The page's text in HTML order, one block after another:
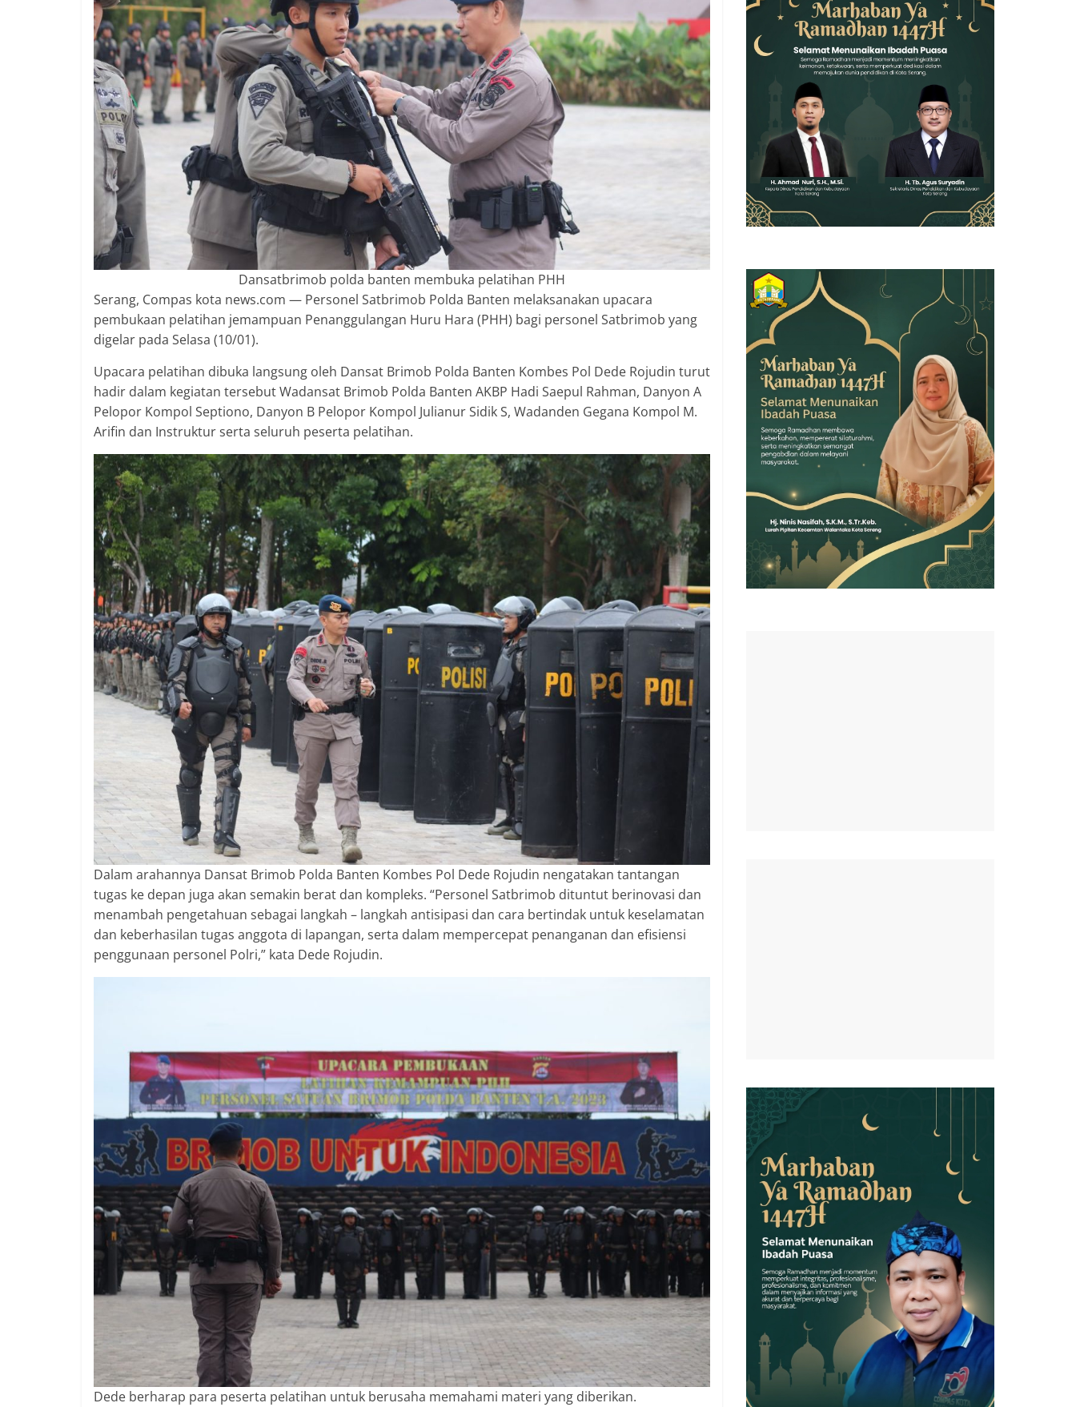
2018
sangat
berkualitas
karena
menereapkan
standar
jurnalisme
dalam
setiap
liputan
peristiwa
dan
tulis
cerdas,
tajam
dan
berimbang.
Dansatbrimob polda banten membuka pelatihan PHH
Serang, Compas kota news.com — Personel Satbrimob Polda Banten melaksanakan upacara
pembukaan pelatihan jemampuan Penanggulangan Huru Hara (PHH) bagi personel Satbrimob yang
digelar pada Selasa (10/01).
Upacara pelatihan dibuka langsung oleh Dansat Brimob Polda Banten Kombes Pol Dede Rojudin turut
hadir dalam kegiatan tersebut Wadansat Brimob Polda Banten AKBP Hadi Saepul Rahman, Danyon A
Pelopor Kompol Septiono, Danyon B Pelopor Kompol Julianur Sidik S, Wadanden Gegana Kompol M.
Arifin dan Instruktur serta seluruh peserta pelatihan.
Dalam arahannya Dansat Brimob Polda Banten Kombes Pol Dede Rojudin nengatakan tantangan
tugas ke depan juga akan semakin berat dan kompleks. “Personel Satbrimob dituntut berinovasi dan
menambah pengetahuan sebagai langkah – langkah antisipasi dan cara bertindak untuk keselamatan
dan keberhasilan tugas anggota di lapangan, serta dalam mempercepat penanganan dan efisiensi
penggunaan personel Polri,” kata Dede Rojudin.
Dede berharap para peserta pelatihan untuk berusaha memahami materi yang diberikan.